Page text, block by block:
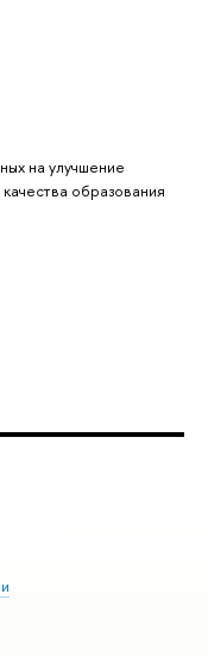
на улучшение
образования